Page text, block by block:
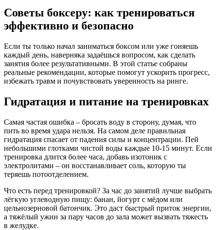
Советы боксеру: как тренироваться
эффективно и безопасно
Если ты только начал заниматься боксом или уже гоняешь
каждый день, наверняка задаёшься вопросом, как сделать
занятия более результативными. В этой статье собраны
реальные рекомендации, которые помогут ускорить прогресс,
избежать травм и почувствовать уверенность на ринге.
Гидратация и питание на тренировках
Самая частая ошибка – бросать воду в сторону, думая, что
пить во время удара нельзя. На самом деле правильная
гидратация спасает от падения силы и концентрации. Пей
небольшими глотками чистой воды каждые 10‑15 минут. Если
тренировка длится более часа, добавь изотоник с
электролитами – он восстанавливает соль, которую ты
теряешь потоотделением.
Что есть перед тренировкой? За час до занятий лучше выбрать
лёгкую углеводную пищу: банан, йогурт с мёдом или
цельнозерновой батончик. Это даст быстрый приток энергии,
а тяжёлый ужин за пару часов до зала может вызвать тяжесть
в желудке.